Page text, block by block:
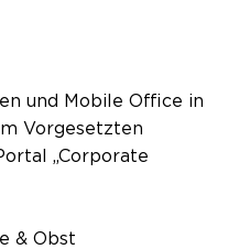
und Mobile Office in
Vorgesetzten
„Corporate
& Obst